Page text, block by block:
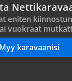
eniten
vuokraat
Myy karavaanisi